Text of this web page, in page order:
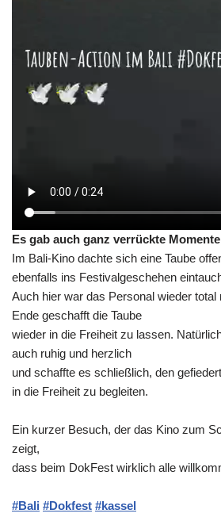
Es gab auch ganz verrückte
Im Bali-Kino dachte sich eine Taube
ebenfalls ins Festivalgeschehen
Auch hier war das Personal wieder total
Ende geschafft die Taube
wieder in die Freiheit zu lassen.
auch ruhig und herzlich
und schaffte es schließlich, den
in die Freiheit zu begleiten.
Ein kurzer Besuch, der das Kino zum
zeigt,
dass beim DokFest wirklich alle
#Bali #Dokfest #kassel